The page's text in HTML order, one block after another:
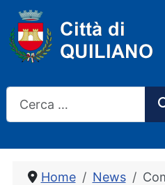
Home News